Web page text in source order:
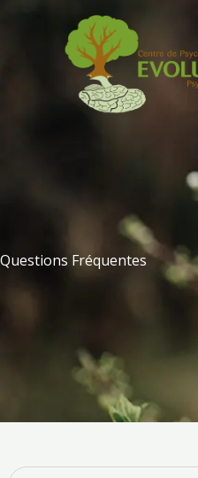
Questions Fréquentes